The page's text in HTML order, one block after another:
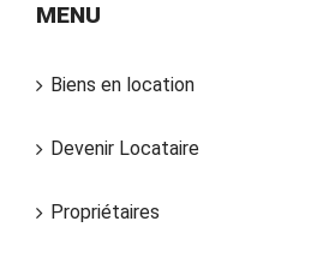
MENU
Biens en location
Devenir Locataire
Propriétaires